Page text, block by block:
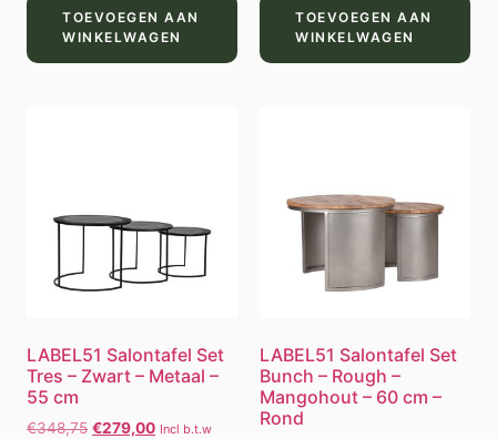
TOEVOEGEN AAN
WINKELWAGEN
TOEVOEGEN AAN
WINKELWAGEN
LABEL51 Salontafel Set
Tres – Zwart – Metaal –
55 cm
€348,75 €279,00 Incl b.t.w
LABEL51 Salontafel Set
Bunch – Rough –
Mangohout – 60 cm –
Rond